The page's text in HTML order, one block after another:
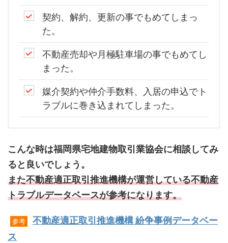
契約、解約、更新の事でもめてしまっ
た。
不動産売却や月極駐車場の事でもめてし
まった。
媒介契約や仲介手数料、入居の申込でト
ラブルに巻き込まれてしまった。
こんな時は福岡県宅地建物取引業協会に相談してみ
ると良いでしょう。
また不動産適正取引推進機構が運営している不動産
トラブルデータベースが参考になります。
参考
不動産適正取引推進機構 紛争事例データベー
ス